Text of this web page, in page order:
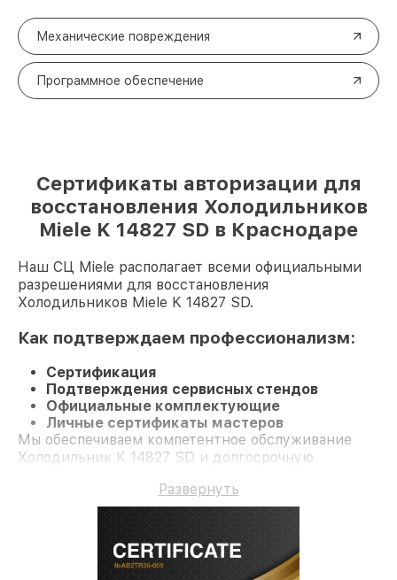
Механические повреждения
Программное обеспечение
Сертификаты авторизации для
восстановления Холодильников
Miele K 14827 SD в Краснодаре
Наш СЦ Miele располагает всеми официальными
разрешениями для восстановления
Холодильников Miele K 14827 SD.
Как подтверждаем профессионализм:
Сертификация
Подтверждения сервисных стендов
Официальные комплектующие
Личные сертификаты мастеров
Мы обеспечиваем компетентное обслуживание
Холодильник K 14827 SD и долгосрочную
Развернуть